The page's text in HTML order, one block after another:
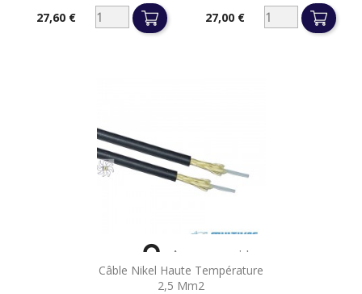
Prix27,60 € Prix27,00 €
Câble Nikel Haute Température
2,5 Mm2
 Aperçu rapide